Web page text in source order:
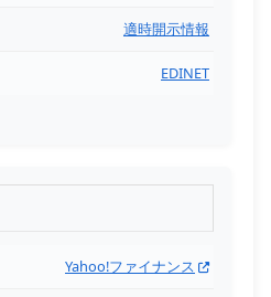
適時開示情報
EDINET
Yahoo!ファイナンス